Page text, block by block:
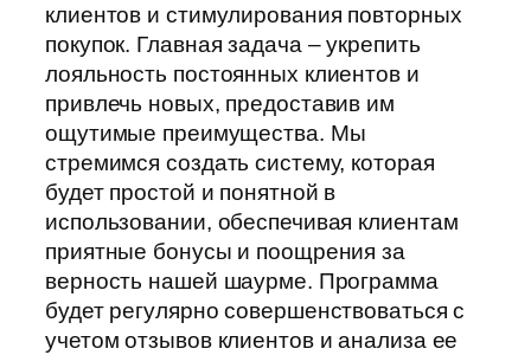
клиентов и стимулирования повторных
покупок. Главная задача – укрепить
лояльность постоянных клиентов и
привлечь новых, предоставив им
ощутимые преимущества. Мы
стремимся создать систему, которая
будет простой и понятной в
использовании, обеспечивая клиентам
приятные бонусы и поощрения за
верность нашей шаурме. Программа
будет регулярно совершенствоваться с
учетом отзывов клиентов и анализа ее